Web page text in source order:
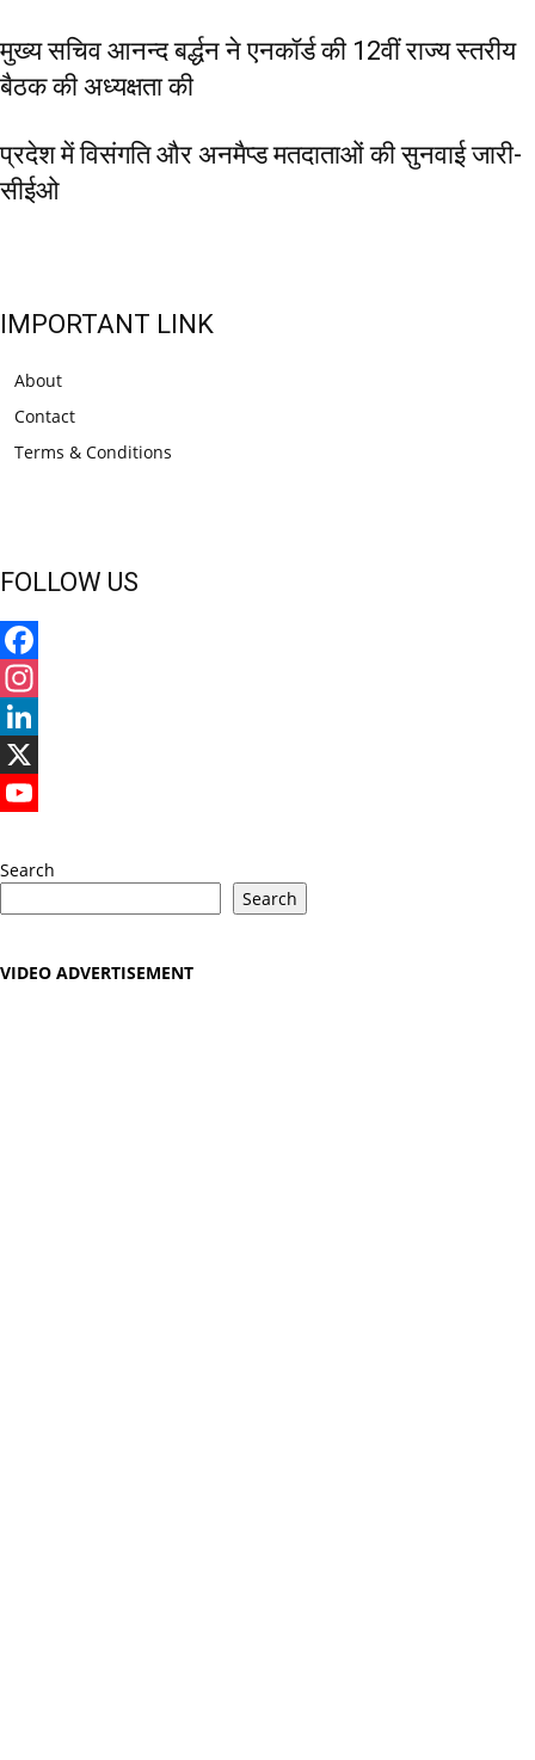
मुख्य सचिव आनन्द बर्द्धन ने एनकॉर्ड की 12वीं राज्य स्तरीय
बैठक की अध्यक्षता की
प्रदेश में विसंगति और अनमैप्ड मतदाताओं की सुनवाई जारी-
सीईओ
IMPORTANT LINK
About
Contact
Terms & Conditions
FOLLOW US
Facebook
Instagram
LinkedIn
X
Search
Search
VIDEO ADVERTISEMENT